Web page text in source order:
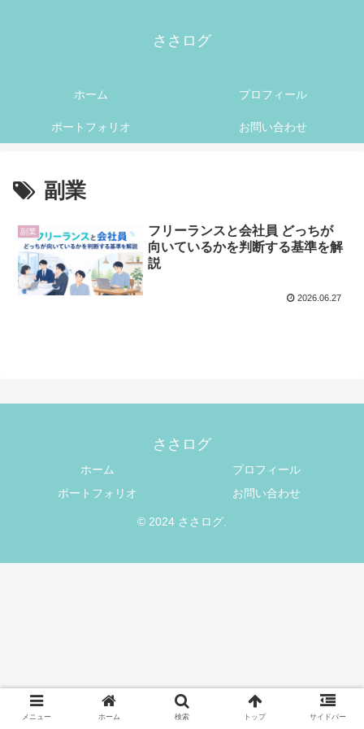
ささログ
ホーム プロフィール
ポートフォリオ お問い合わせ
副業
副業
フリーランスと会社員 どっちが
向いているかを判断する基準を解
説
2026.06.27
ささログ
ホーム
プロフィール
ポートフォリオ
お問い合わせ
© 2024 ささログ.
メニュー ホーム 検索 トップ サイドバー